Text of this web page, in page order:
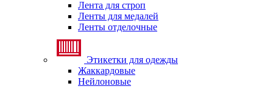
Лента для строп
Ленты для медалей
Ленты отделочные
Этикетки для одежды
Жаккардовые
Нейлоновые